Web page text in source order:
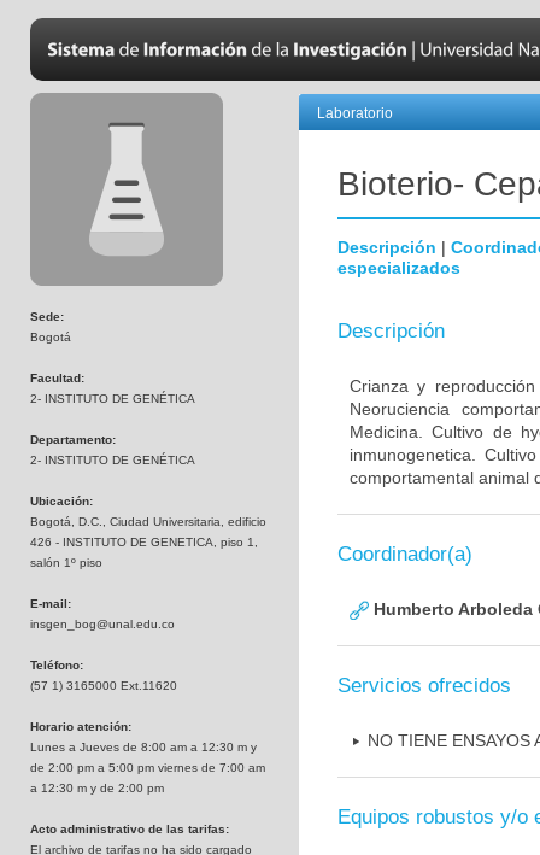
Sede:
Bogotá
Facultad:
2- INSTITUTO DE GENÉTICA
Departamento:
2- INSTITUTO DE GENÉTICA
Ubicación:
Bogotá, D.C., Ciudad Universitaria, edificio
426 - INSTITUTO DE GENETICA, piso 1,
salón 1º piso
E-mail:
insgen_bog@unal.edu.co
Teléfono:
(57 1) 3165000 Ext.11620
Horario atención:
Lunes a Jueves de 8:00 am a 12:30 m y
de 2:00 pm a 5:00 pm viernes de 7:00 am
a 12:30 m y de 2:00 pm
Acto administrativo de las tarifas:
El archivo de tarifas no ha sido cargado
Laboratorio
Bioterio-
Descripción |
especializados
Descripción
Crianza y
Neoruciencia
Medicina. Cultivo de
inmunogenetica.
comportamental animal
Coordinador(a)
Humberto Arboleda
Servicios ofrecidos
NO TIENE ENSAYOS
Equipos robustos y/o